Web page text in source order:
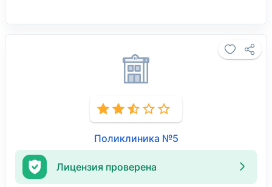
Поликлиника №5
Лицензия проверена